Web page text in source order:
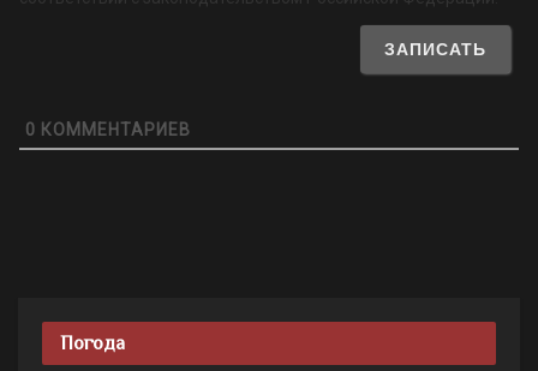
0 КОММЕНТАРИЕВ
Погода